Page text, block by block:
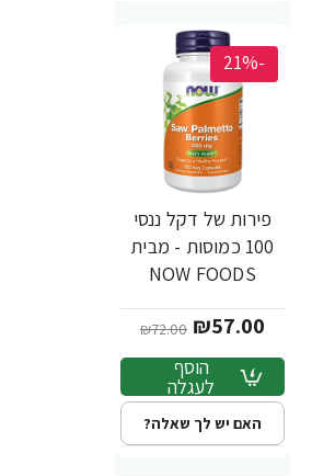
-21%
פירות של דקל ננסי
100 כמוסות - מבית
NOW FOODS
₪57.00
₪72.00
הוסף
לעגלה
האם יש לך שאלה?